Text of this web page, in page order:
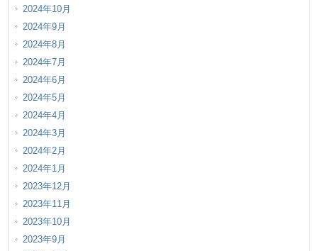
2024年10月
2024年9月
2024年8月
2024年7月
2024年6月
2024年5月
2024年4月
2024年3月
2024年2月
2024年1月
2023年12月
2023年11月
2023年10月
2023年9月